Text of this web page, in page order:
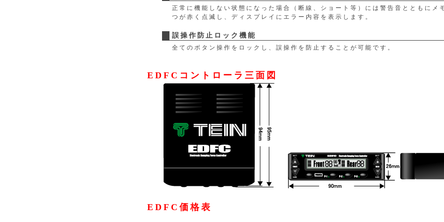
正常に機能しない状態になった場合（断線、ショート等）には警告音とともにメ
つが赤く点滅し、ディスプレイにエラー内容を表示します。
誤操作防止ロック機能
全てのボタン操作をロックし、誤操作を防止することが可能です。
EDFCコントローラ三面図
EDFC価格表